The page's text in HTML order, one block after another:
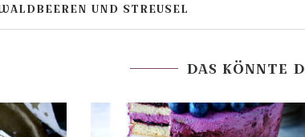
UND STREUSEL
DAS KÖNNTE